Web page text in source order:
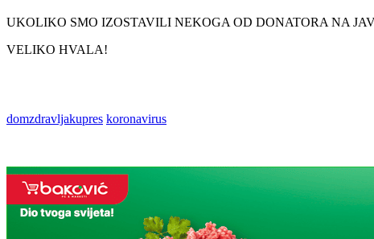
UKOLIKO SMO IZOSTAVILI NEKOGA OD DONATORA NA
VELIKO HVALA!
domzdravljakupres koronavirus